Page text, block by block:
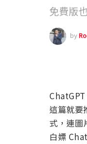
免費版
by
這篇就要
式，連圖
白嫖